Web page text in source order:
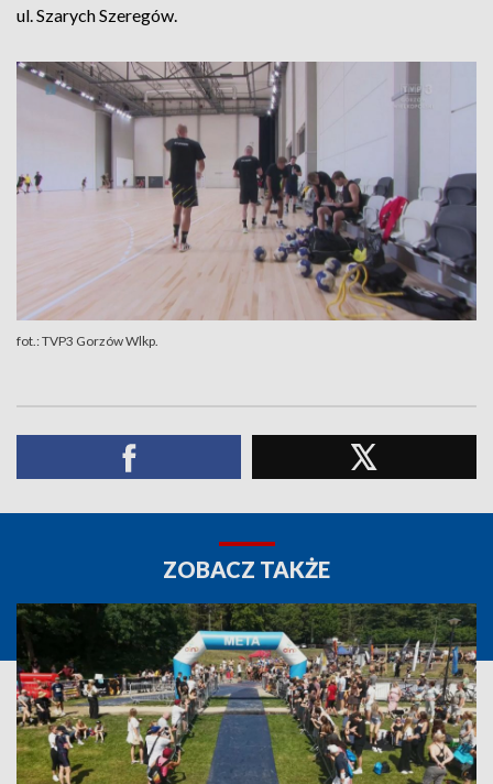
ul. Szarych Szeregów.
fot.: TVP3 Gorzów Wlkp.
ZOBACZ TAKŻE